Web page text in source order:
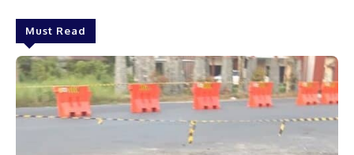
Must Read